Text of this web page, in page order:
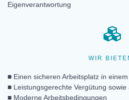
Eigenverantwortung
WIR
■ Einen sicheren Arbeitsplatz in
■ Leistungsgerechte Vergütung
■ Moderne Arbeitsbedingungen